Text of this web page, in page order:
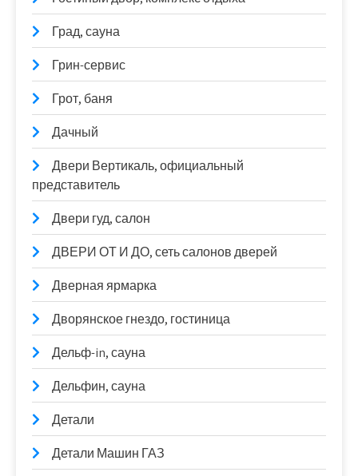
Град, сауна
Грин-сервис
Грот, баня
Дачный
Двери Вертикаль, официальный
представитель
Двери гуд, салон
ДВЕРИ ОТ И ДО, сеть салонов дверей
Дверная ярмарка
Дворянское гнездо, гостиница
Дельф-in, сауна
Дельфин, сауна
Детали
Детали Машин ГАЗ